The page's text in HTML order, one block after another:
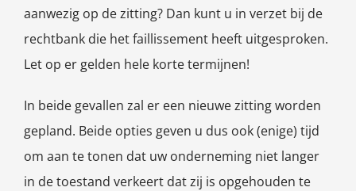
aanwezig op de zitting? Dan kunt u in verzet bij de
rechtbank die het faillissement heeft uitgesproken.
Let op er gelden hele korte termijnen!
In beide gevallen zal er een nieuwe zitting worden
gepland. Beide opties geven u dus ook (enige) tijd
om aan te tonen dat uw onderneming niet langer
in de toestand verkeert dat zij is opgehouden te